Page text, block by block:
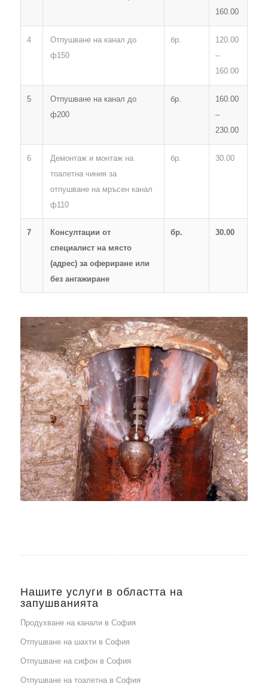
160.00
4
Отпушване на канал до
ф150
бр.
120.00
–
160.00
5
Отпушване на канал до
ф200
бр.
160.00
–
230.00
6
Демонтаж и монтаж на
тоалетна чиния за
отпушване на мръсен канал
ф110
бр. 30.00
7
Консултации от
специалист на място
(адрес) за офериране или
без ангажиране
бр. 30.00
Нашите услуги в областта на
запушванията
Продухване на канали в София
Отпушване на шахти в София
Отпушване на сифон в София
Отпушване на тоалетна в София